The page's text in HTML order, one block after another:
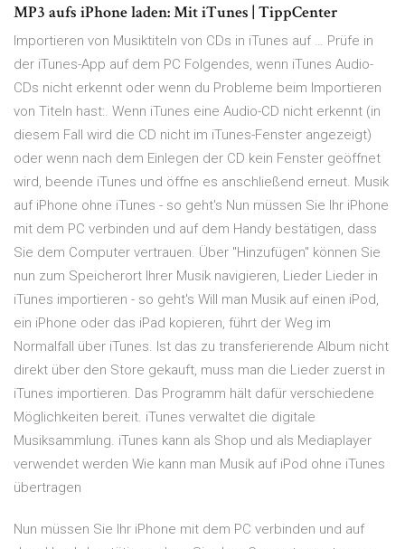
MP3 aufs iPhone laden: Mit iTunes | TippCenter
Importieren von Musiktiteln von CDs in iTunes auf … Prüfe in
der iTunes-App auf dem PC Folgendes, wenn iTunes Audio-
CDs nicht erkennt oder wenn du Probleme beim Importieren
von Titeln hast:. Wenn iTunes eine Audio-CD nicht erkennt (in
diesem Fall wird die CD nicht im iTunes-Fenster angezeigt)
oder wenn nach dem Einlegen der CD kein Fenster geöffnet
wird, beende iTunes und öffne es anschließend erneut. Musik
auf iPhone ohne iTunes - so geht's Nun müssen Sie Ihr iPhone
mit dem PC verbinden und auf dem Handy bestätigen, dass
Sie dem Computer vertrauen. Über "Hinzufügen" können Sie
nun zum Speicherort Ihrer Musik navigieren, Lieder Lieder in
iTunes importieren - so geht's Will man Musik auf einen iPod,
ein iPhone oder das iPad kopieren, führt der Weg im
Normalfall über iTunes. Ist das zu transferierende Album nicht
direkt über den Store gekauft, muss man die Lieder zuerst in
iTunes importieren. Das Programm hält dafür verschiedene
Möglichkeiten bereit. iTunes verwaltet die digitale
Musiksammlung. iTunes kann als Shop und als Mediaplayer
verwendet werden Wie kann man Musik auf iPod ohne iTunes
übertragen
Nun müssen Sie Ihr iPhone mit dem PC verbinden und auf